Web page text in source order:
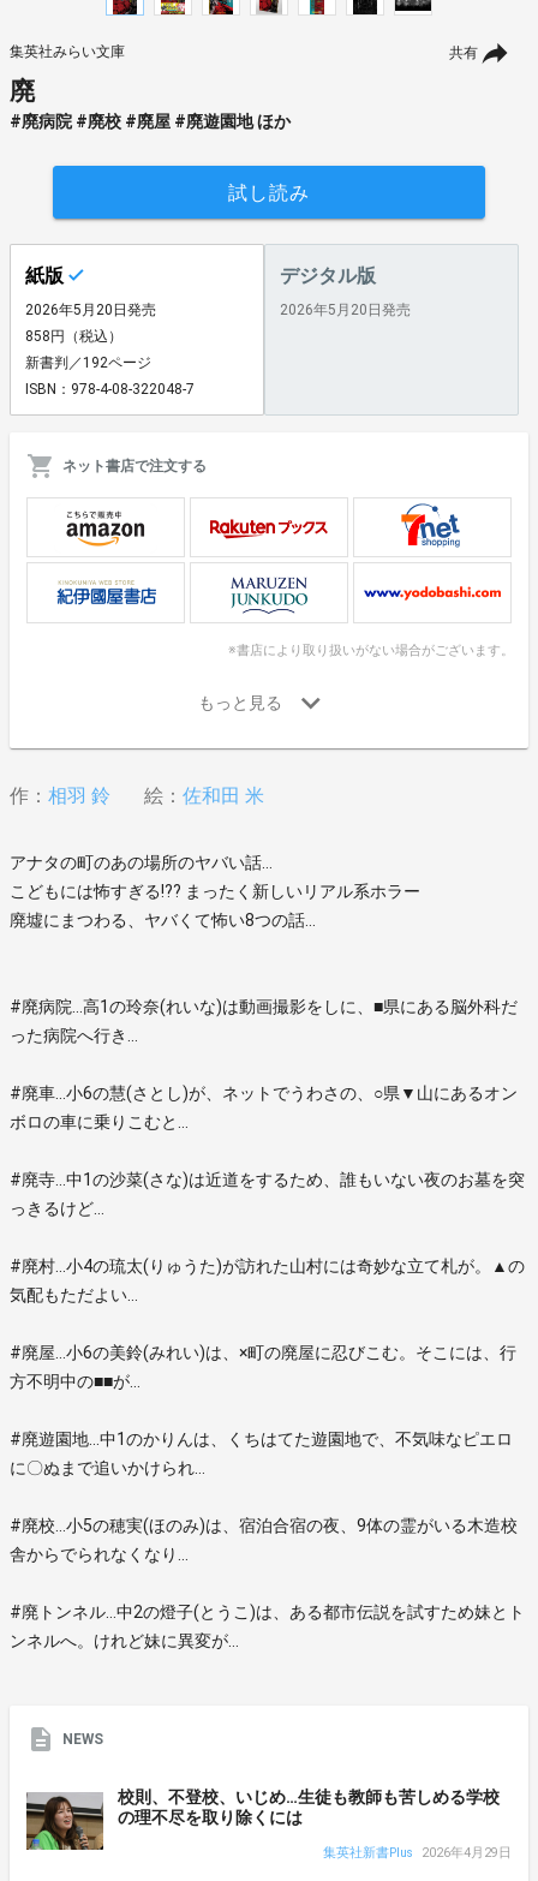
共有
集英社みらい文庫
廃
#廃病院 #廃校 #廃屋 #廃遊園地 ほか
試し読み
紙版
2026年5月20日発売
858円（税込）
新書判／192ページ
ISBN：978-4-08-322048-7
デジタル版
2026年5月20日発売
ネット書店で注文する
※書店により取り扱いがない場合がございます。
作： 相羽 鈴 絵： 佐和田 米
アナタの町のあの場所のヤバい話…
こどもには怖すぎる!?? まったく新しいリアル系ホラー
廃墟にまつわる、ヤバくて怖い8つの話…
#廃病院…高1の玲奈(れいな)は動画撮影をしに、■県にある脳外科だ
った病院へ行き…
#廃車…小6の慧(さとし)が、ネットでうわさの、○県▼山にあるオン
ボロの車に乗りこむと…
#廃寺…中1の沙菜(さな)は近道をするため、誰もいない夜のお墓を突
っきるけど…
#廃村…小4の琉太(りゅうた)が訪れた山村には奇妙な立て札が。▲の
気配もただよい…
#廃屋…小6の美鈴(みれい)は、×町の廃屋に忍びこむ。そこには、行
方不明中の■■が…
#廃遊園地…中1のかりんは、くちはてた遊園地で、不気味なピエロ
に〇ぬまで追いかけられ…
#廃校…小5の穂実(ほのみ)は、宿泊合宿の夜、9体の霊がいる木造校
舎からでられなくなり…
#廃トンネル…中2の燈子(とうこ)は、ある都市伝説を試すため妹とト
ンネルへ。けれど妹に異変が…
NEWS
校則、不登校、いじめ…生徒も教師も苦しめる学校
の理不尽を取り除くには
集英社新書Plus 2026年4月29日